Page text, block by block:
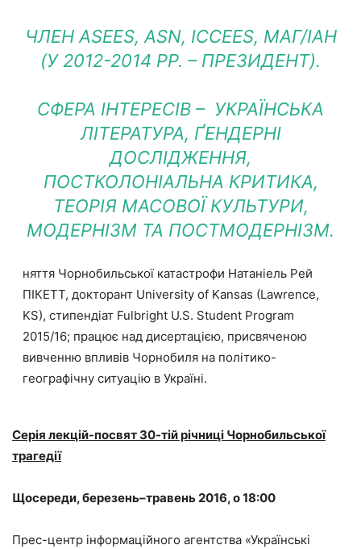
ЧЛЕН ASEES, ASN, ICCEES, МАГ/IAH
(У 2012-2014 РР. – ПРЕЗИДЕНТ).
СФЕРА ІНТЕРЕСІВ – УКРАЇНСЬКА
ЛІТЕРАТУРА, ҐЕНДЕРНІ
ДОСЛІДЖЕННЯ,
ПОСТКОЛОНІАЛЬНА КРИТИКА,
ТЕОРІЯ МАСОВОЇ КУЛЬТУРИ,
МОДЕРНІЗМ ТА ПОСТМОДЕРНІЗМ.
няття Чорнобильської катастрофи Натаніель Рей
ПІКЕТТ, докторант University of Kansas (Lawrence,
KS), стипендіат Fulbright U.S. Student Program
2015/16; працює над дисертацією, присвяченою
вивченню впливів Чорнобиля на політико-
географічну ситуацію в Україні.
Cерія лекцій-посвят 30-тій річниці Чорнобильської
трагедії
Щосереди, березень–травень 2016, о 18:00
Прес-центр інформаційного агентства «Українські